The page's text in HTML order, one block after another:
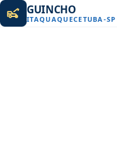
GUINCHO
ITAQUAQUECETUBA-SP